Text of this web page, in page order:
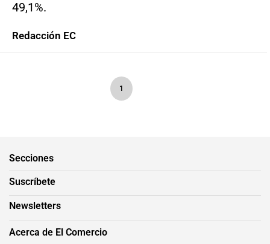
49,1%.
Redacción EC
1
Secciones
Suscríbete
Newsletters
Acerca de El Comercio